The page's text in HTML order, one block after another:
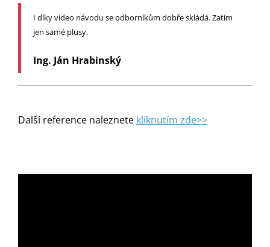
I díky video návodu se odborníkům dobře skládá. Zatím
jen samé plusy.
Ing. Ján Hrabinský
Další reference naleznete kliknutím zde>>